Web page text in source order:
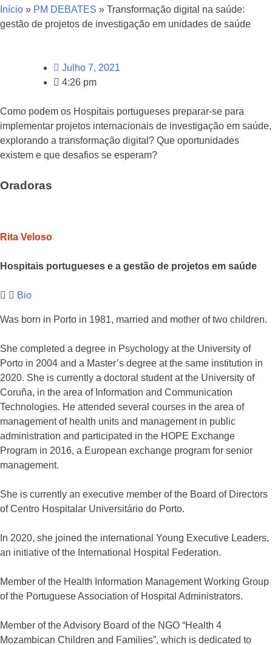
Início » PM DEBATES » Transformação digital na saúde:
gestão de projetos de investigação em unidades de saúde
Julho 7, 2021
4:26 pm
Como podem os Hospitais portugueses preparar-se para
implementar projetos internacionais de investigação em saúde,
explorando a transformação digital? Que oportunidades
existem e que desafios se esperam?
Oradoras
Rita Veloso
Hospitais portugueses e a gestão de projetos em saúde
Bio
Was born in Porto in 1981, married and mother of two children.
She completed a degree in Psychology at the University of
Porto in 2004 and a Master’s degree at the same institution in
2020. She is currently a doctoral student at the University of
Coruña, in the area of Information and Communication
Technologies. He attended several courses in the area of
management of health units and management in public
administration and participated in the HOPE Exchange
Program in 2016, a European exchange program for senior
management.
She is currently an executive member of the Board of Directors
of Centro Hospitalar Universitário do Porto.
In 2020, she joined the international Young Executive Leaders,
an initiative of the International Hospital Federation.
Member of the Health Information Management Working Group
of the Portuguese Association of Hospital Administrators.
Member of the Advisory Board of the NGO “Health 4
Mozambican Children and Families”, which is dedicated to